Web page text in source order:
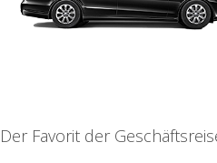
Der Favorit der